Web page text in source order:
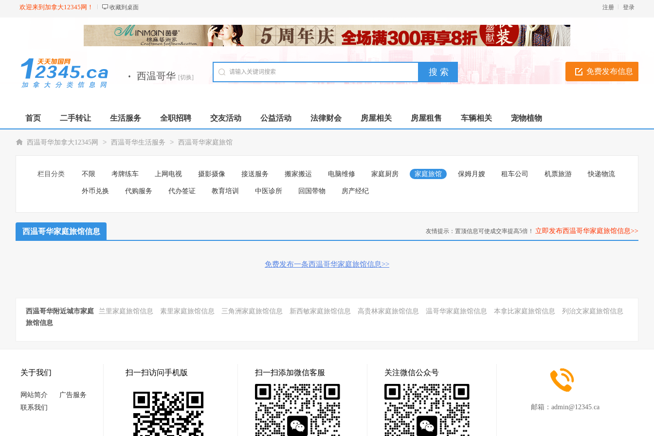
欢迎来到加拿大12345网！ 收藏到桌面 登录
注册
免费发布信息
· 西温哥华 [切换]
首页 二手转让 生活服务 全职招聘 交友活动 公益活动 法律财会 房屋相关 房屋租售 车辆相关 宠物植物
西温哥华加拿大12345网 > 西温哥华生活服务 > 西温哥华家庭旅馆
栏目分类 不限 考牌练车 上网电视 摄影摄像 接送服务 搬家搬运 电脑维修 家庭厨房 家庭旅馆 保姆月嫂 租车公司 机票旅游 快递物流
外币兑换 代购服务 代办签证 教育培训 中医诊所 回国带物 房产经纪
西温哥华家庭旅馆信息 友情提示：置顶信息可使成交率提高5倍！ 立即发布西温哥华家庭旅馆信息>>
免费发布一条西温哥华家庭旅馆信息>>
西温哥华附近城市家庭
旅馆信息
兰里家庭旅馆信息 素里家庭旅馆信息 三角洲家庭旅馆信息 新西敏家庭旅馆信息 高贵林家庭旅馆信息 温哥华家庭旅馆信息 本拿比家庭旅馆信息 列治文家庭旅馆信息
关于我们
网站简介
广告服务
联系我们
扫一扫访问手机版 扫一扫添加微信客服 关注微信公众号
邮箱： admin@12345.ca